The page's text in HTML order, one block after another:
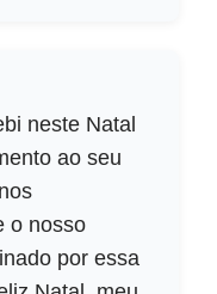
neste Natal
ao seu
o nosso
por essa